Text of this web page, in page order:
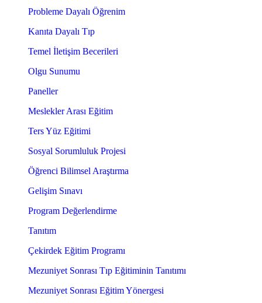
Probleme Dayalı Öğrenim
Kanıta Dayalı Tıp
Temel İletişim Becerileri
Olgu Sunumu
Paneller
Meslekler Arası Eğitim
Ters Yüz Eğitimi
Sosyal Sorumluluk Projesi
Öğrenci Bilimsel Araştırma
Gelişim Sınavı
Program Değerlendirme
Tanıtım
Çekirdek Eğitim Programı
Mezuniyet Sonrası Tıp Eğitiminin Tanıtımı
Mezuniyet Sonrası Eğitim Yönergesi